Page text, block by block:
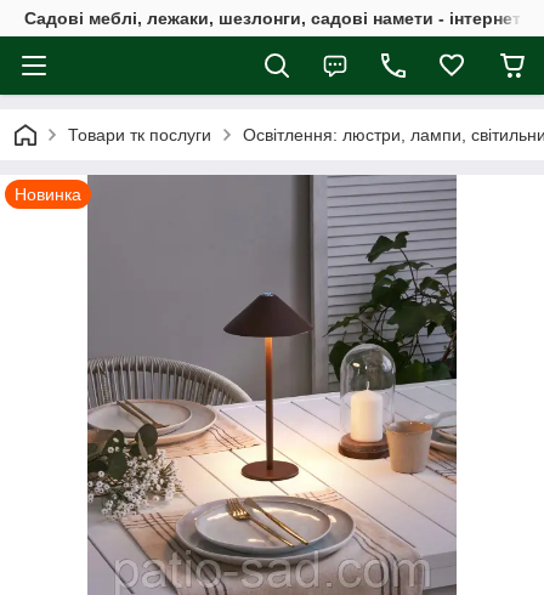
Садові меблі, лежаки, шезлонги, садові намети - інтернет-
Товари тк послуги Освітлення: люстри, лампи,
Новинка